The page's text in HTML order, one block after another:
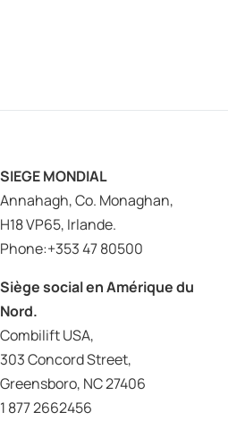
SIEGE MONDIAL
Annahagh, Co. Monaghan,
H18 VP65, Irlande.
Phone:+353 47 80500
Siège social en Amérique du
Nord.
Combilift USA,
303 Concord Street,
Greensboro, NC 27406
1 877 2662456